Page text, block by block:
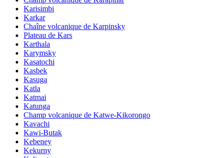
Karisimbi
Karkar
Chaîne volcanique de Karpinsky
Plateau de Kars
Karthala
Karymsky
Kasatochi
Kasbek
Kasuga
Katla
Katmai
Katunga
Champ volcanique de Katwe-Kikorongo
Kavachi
Kawi-Butak
Kebeney
Kekurny